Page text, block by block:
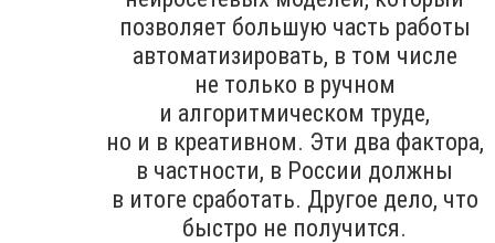
позволяет большую часть работы
автоматизировать, в том числе
не только в ручном
и алгоритмическом труде,
но и в креативном. Эти два фактора,
в частности, в России должны
в итоге сработать. Другое дело, что
быстро не получится.